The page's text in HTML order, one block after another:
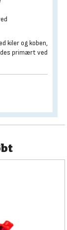
kiler og koben,
primært ved